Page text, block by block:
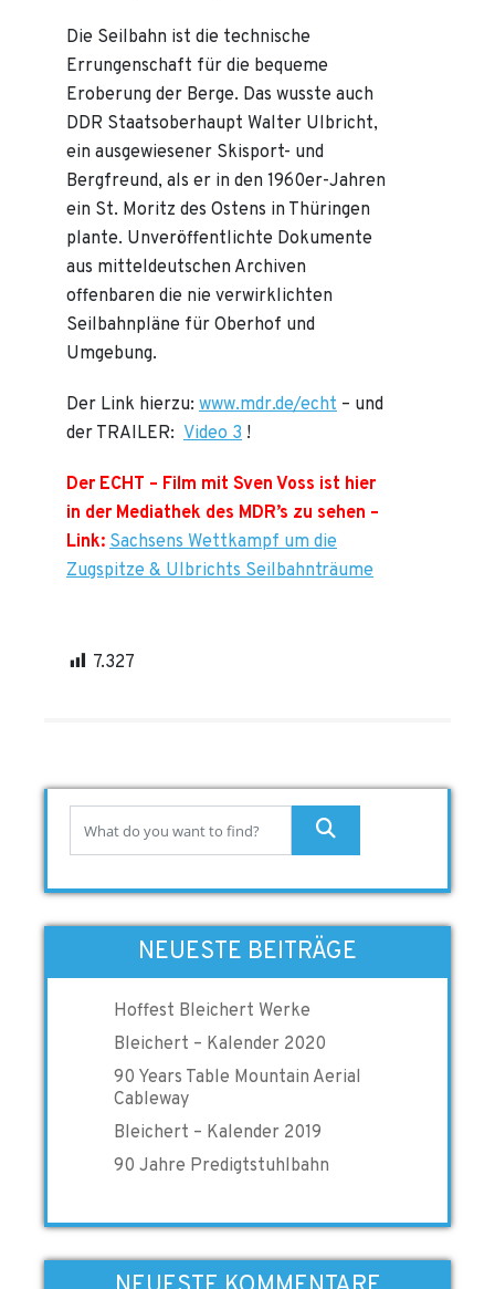
Die Seilbahn ist die technische
Errungenschaft für die bequeme
Eroberung der Berge. Das wusste auch
DDR Staatsoberhaupt Walter Ulbricht,
ein ausgewiesener Skisport- und
Bergfreund, als er in den 1960er-Jahren
ein St. Moritz des Ostens in Thüringen
plante. Unveröffentlichte Dokumente
aus mitteldeutschen Archiven
offenbaren die nie verwirklichten
Seilbahnpläne für Oberhof und
Umgebung.
Der Link hierzu: www.mdr.de/echt – und
der TRAILER: Video 3 !
Der ECHT – Film mit Sven Voss ist hier
in der Mediathek des MDR’s zu sehen –
Link: Sachsens Wettkampf um die
Zugspitze & Ulbrichts Seilbahnträume
7.327
NEUESTE BEITRÄGE
Hoffest Bleichert Werke
Bleichert – Kalender 2020
90 Years Table Mountain Aerial
Cableway
Bleichert – Kalender 2019
90 Jahre Predigtstuhlbahn